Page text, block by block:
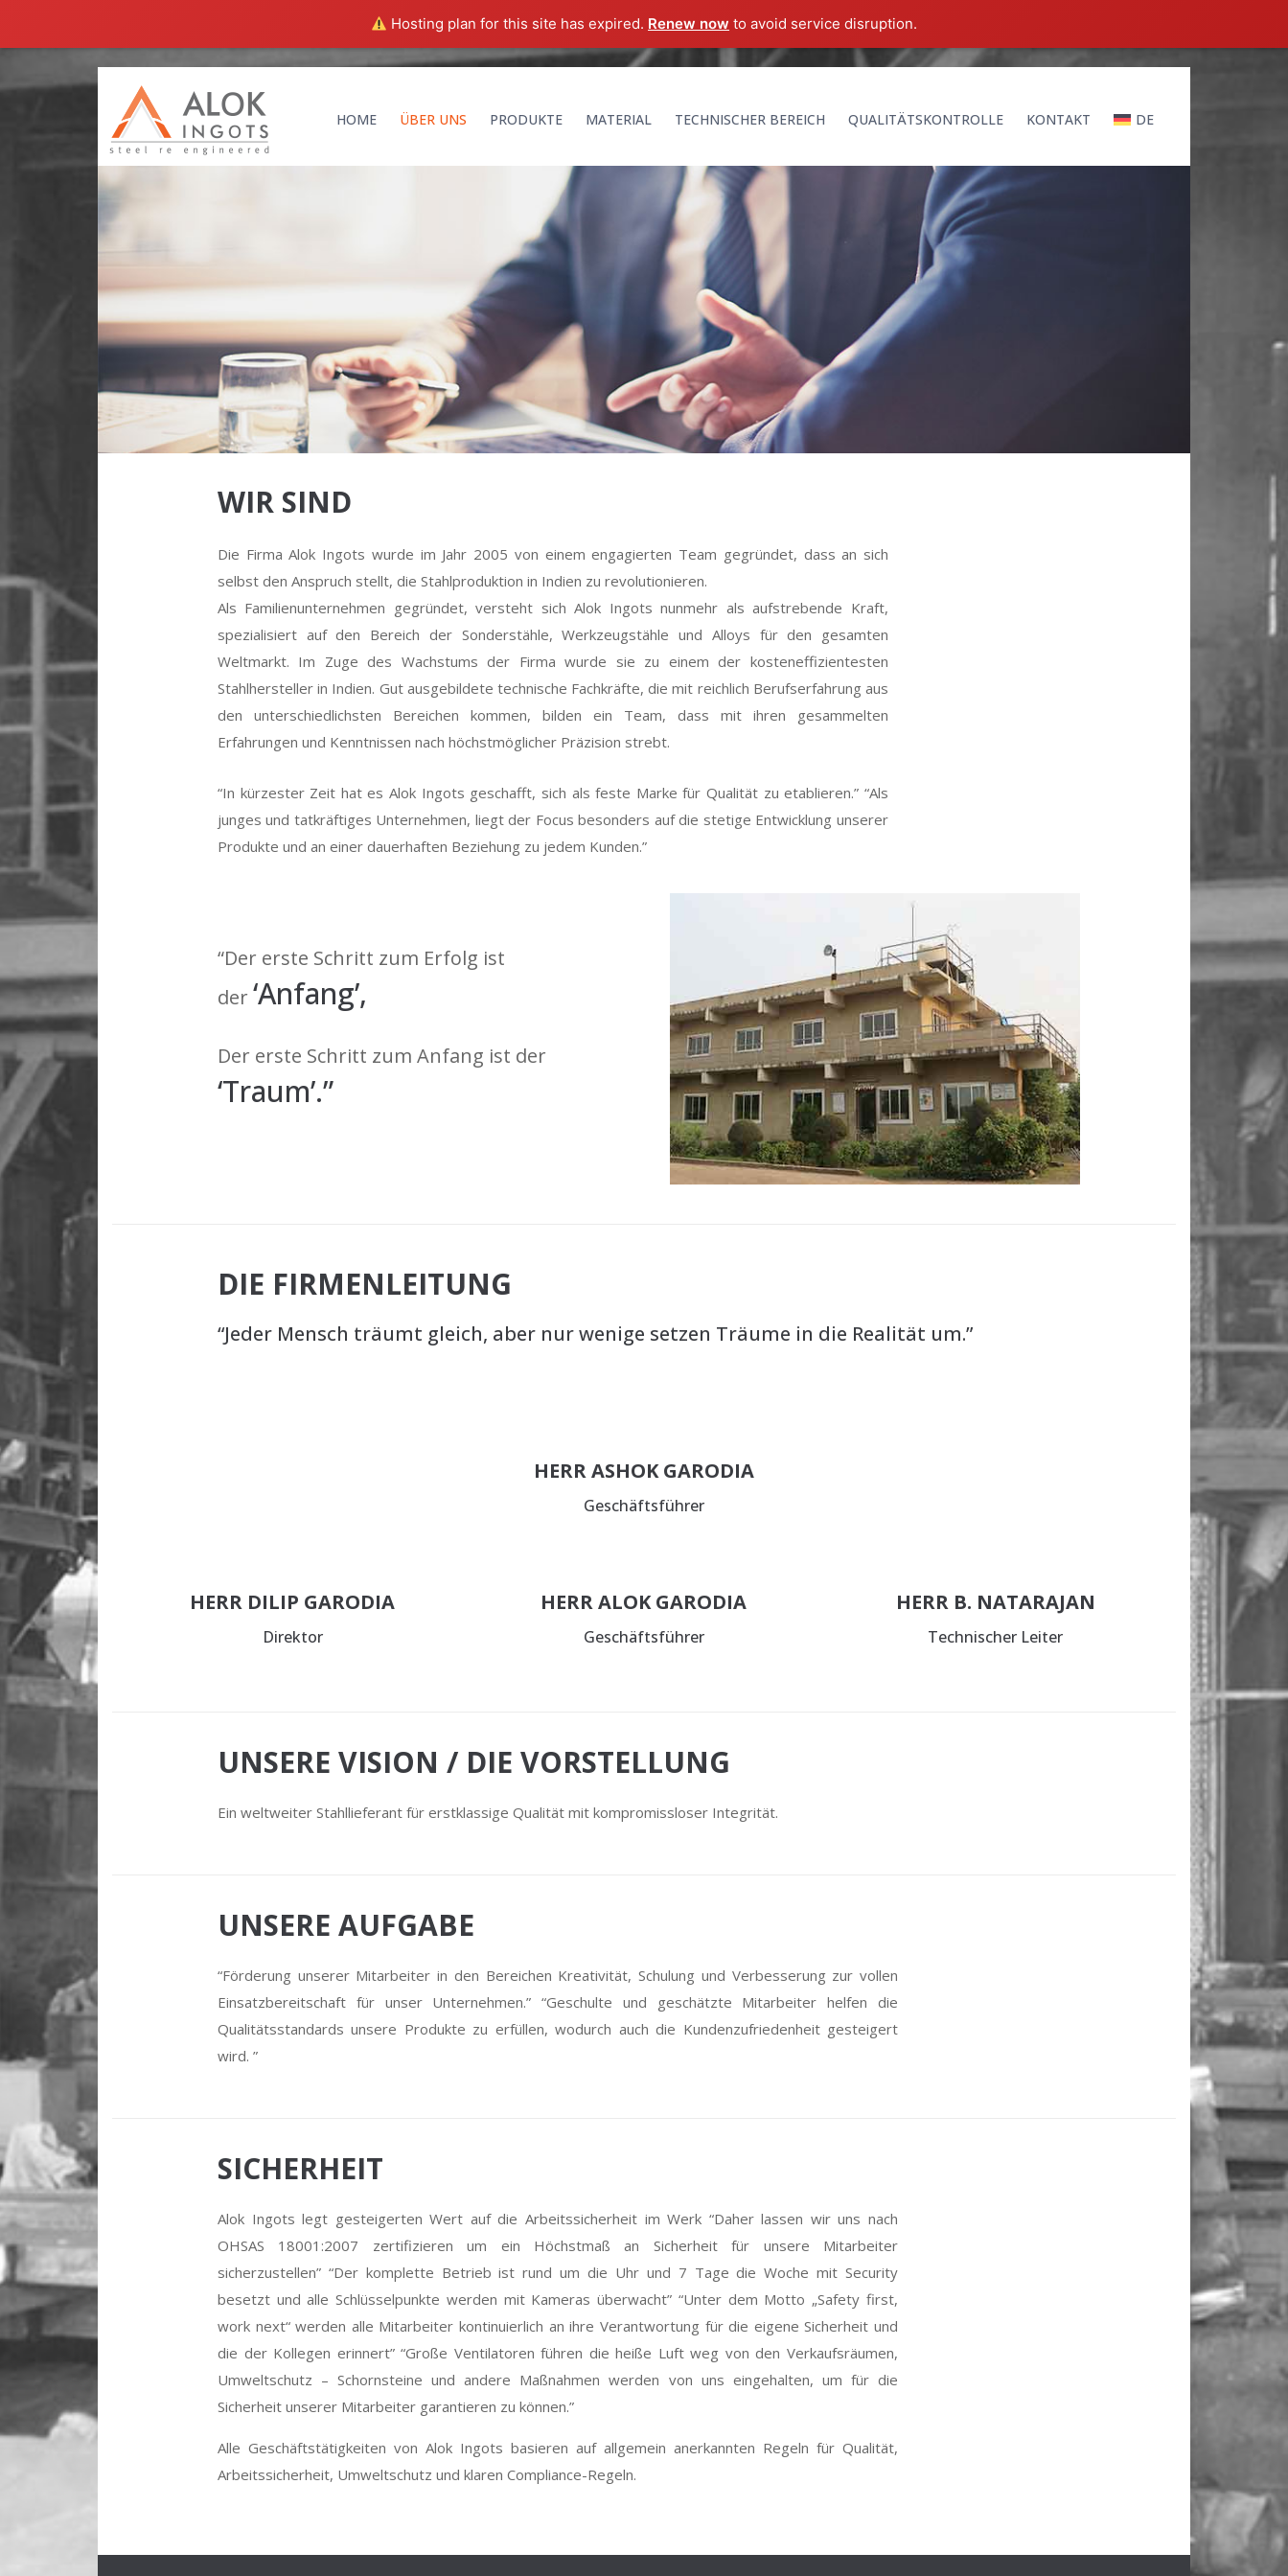
Hosting plan for this site has expired. Renew now to avoid service disruption.
HOME ÜBER UNS PRODUKTE MATERIAL TECHNISCHER BEREICH QUALITÄTSKONTROLLE KONTAKT DE
WIR SIND
Die Firma Alok Ingots wurde im Jahr 2005 von einem engagierten Team gegründet, dass an sich
selbst den Anspruch stellt, die Stahlproduktion in Indien zu revolutionieren.
Als Familienunternehmen gegründet, versteht sich Alok Ingots nunmehr als aufstrebende Kraft,
spezialisiert auf den Bereich der Sonderstähle, Werkzeugstähle und Alloys für den gesamten
Weltmarkt. Im Zuge des Wachstums der Firma wurde sie zu einem der kosteneffizientesten
Stahlhersteller in Indien. Gut ausgebildete technische Fachkräfte, die mit reichlich Berufserfahrung aus
den unterschiedlichsten Bereichen kommen, bilden ein Team, dass mit ihren gesammelten
Erfahrungen und Kenntnissen nach höchstmöglicher Präzision strebt.
“In kürzester Zeit hat es Alok Ingots geschafft, sich als feste Marke für Qualität zu etablieren.” “Als
junges und tatkräftiges Unternehmen, liegt der Focus besonders auf die stetige Entwicklung unserer
Produkte und an einer dauerhaften Beziehung zu jedem Kunden.”
“Der erste Schritt zum Erfolg ist
der ‘Anfang’,
Der erste Schritt zum Anfang ist der
‘Traum’.”
DIE FIRMENLEITUNG
“Jeder Mensch träumt gleich, aber nur wenige setzen Träume in die Realität um.”
HERR ASHOK GARODIA
Geschäftsführer
HERR DILIP GARODIA
Direktor
HERR ALOK GARODIA
Geschäftsführer
HERR B. NATARAJAN
Technischer Leiter
UNSERE VISION / DIE VORSTELLUNG
Ein weltweiter Stahllieferant für erstklassige Qualität mit kompromissloser Integrität.
UNSERE AUFGABE
“Förderung unserer Mitarbeiter in den Bereichen Kreativität, Schulung und Verbesserung zur vollen
Einsatzbereitschaft für unser Unternehmen.” “Geschulte und geschätzte Mitarbeiter helfen die
Qualitätsstandards unsere Produkte zu erfüllen, wodurch auch die Kundenzufriedenheit gesteigert
wird. ”
SICHERHEIT
Alok Ingots legt gesteigerten Wert auf die Arbeitssicherheit im Werk “Daher lassen wir uns nach
OHSAS 18001:2007 zertifizieren um ein Höchstmaß an Sicherheit für unsere Mitarbeiter
sicherzustellen” “Der komplette Betrieb ist rund um die Uhr und 7 Tage die Woche mit Security
besetzt und alle Schlüsselpunkte werden mit Kameras überwacht” “Unter dem Motto „Safety first,
work next“ werden alle Mitarbeiter kontinuierlich an ihre Verantwortung für die eigene Sicherheit und
die der Kollegen erinnert” “Große Ventilatoren führen die heiße Luft weg von den Verkaufsräumen,
Umweltschutz – Schornsteine und andere Maßnahmen werden von uns eingehalten, um für die
Sicherheit unserer Mitarbeiter garantieren zu können.”
Alle Geschäftstätigkeiten von Alok Ingots basieren auf allgemein anerkannten Regeln für Qualität,
Arbeitssicherheit, Umweltschutz und klaren Compliance-Regeln.